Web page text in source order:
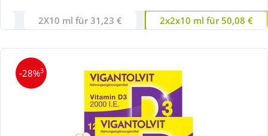
2X10 ml für 31,23 € 2x2x10 ml für 50,08 €
-28%3